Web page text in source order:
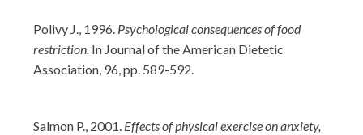
Polivy J., 1996. Psychological consequences of food
restriction. In Journal of the American Dietetic
Association, 96, pp. 589-592.
Salmon P., 2001. Effects of physical exercise on anxiety,